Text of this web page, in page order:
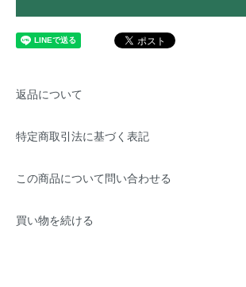
返品について
特定商取引法に基づく表記
この商品について問い合わせる
買い物を続ける